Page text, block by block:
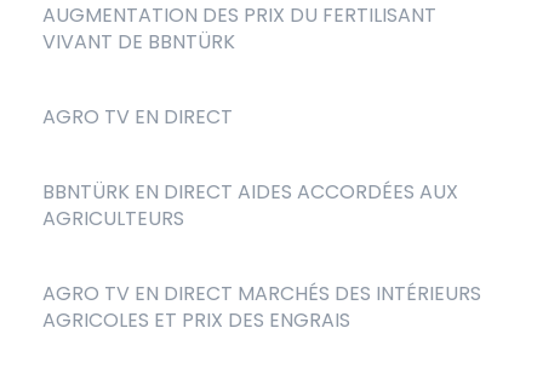
AUGMENTATION DES PRIX DU FERTILISANT
VIVANT DE BBNTÜRK
AGRO TV EN DIRECT
BBNTÜRK EN DIRECT AIDES ACCORDÉES AUX
AGRICULTEURS
AGRO TV EN DIRECT MARCHÉS DES INTÉRIEURS
AGRICOLES ET PRIX DES ENGRAIS